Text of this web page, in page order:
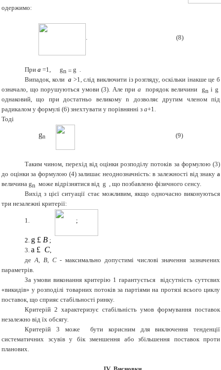
одержимо:
(8)
Приa =1,gn =g
Випадок, колиa >1, слід виключити із розгляду, оскільки інакше це б
означало, що порушуються умови (3). Але приa порядок величини gn іg
однаковий, що при достатньо великомуn дозволяє другим членом під
радикалом у формулі (6) знехтувати у порівнянні з a+1.
Тоді
gn (9)
Таким чином, перехід від оцінки розподілу потоків за формулою (3)
до оцінки за формулою (4) залишає неоднозначність: в залежності від знакуa
величина gn може відрізнятися від g , що позбавлено фізичного сенсу.
Вихід з цієї ситуації стає можливим, якщо одночасно виконуються
три незалежні критерії:
1. ;
2. g £ B ;
3.a £ С
деА, В, С- максимально допустимі числові значення зазначених
параметрів.
За умови виконання критерію 1 гарантується відсутність суттєвих
«викидів» у розподілі товарних потоків за партіями на протязі всього циклу
поставок, що сприяє стабільності ринку.
Критерій2 характеризує стабільність умов формування поставок
незалежно від їх обсягу.
Критерій 3 може
бути корисним для виключення тенденції
систематичних зсувів у бік зменшення або збільшення поставок проти
планових.